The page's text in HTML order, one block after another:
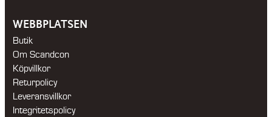
WEBBPLATSEN
Butik
Om Scandcon
Köpvillkor
Returpolicy
Leveransvillkor
Integritetspolicy